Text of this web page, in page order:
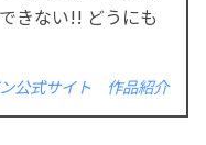
きない!! どうにも
公式サイト 作品紹介